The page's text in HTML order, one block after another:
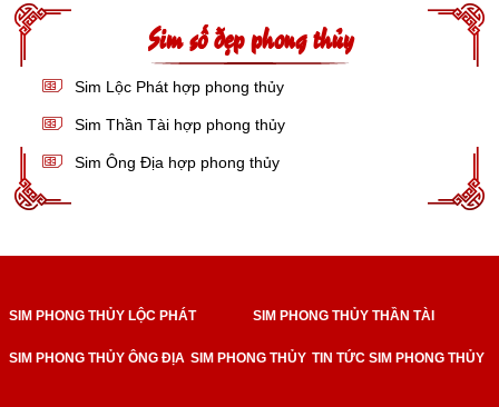
Sim số đẹp phong thủy
Sim Lộc Phát hợp phong thủy
Sim Thần Tài hợp phong thủy
Sim Ông Địa hợp phong thủy
SIM PHONG THỦY LỘC PHÁT SIM PHONG THỦY THẦN TÀI
SIM PHONG THỦY ÔNG ĐỊA SIM PHONG THỦY TIN TỨC SIM PHONG THỦY